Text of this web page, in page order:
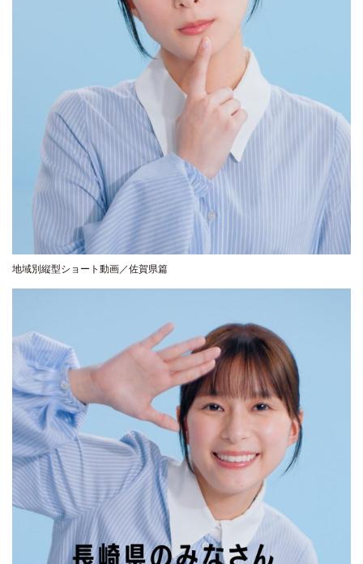
地域別縦型ショート動画／佐賀県篇